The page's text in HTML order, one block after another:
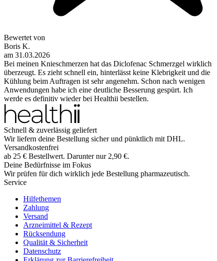
Bewertet von
Boris K.
am 31.03.2026
Bei meinen Knieschmerzen hat das Diclofenac Schmerzgel wirklich
überzeugt. Es zieht schnell ein, hinterlässt keine Klebrigkeit und die
Kühlung beim Auftragen ist sehr angenehm. Schon nach wenigen
Anwendungen habe ich eine deutliche Besserung gespürt. Ich
werde es definitiv wieder bei Healthii bestellen.
Schnell & zuverlässig geliefert
Wir liefern deine Bestellung sicher und pünktlich mit DHL.
Versandkostenfrei
ab 25 € Bestellwert. Darunter nur 2,90 €.
Deine Bedürfnisse im Fokus
Wir prüfen für dich wirklich jede Bestellung pharmazeutisch.
Service
Hilfethemen
Zahlung
Versand
Arzneimittel & Rezept
Rücksendung
Qualität & Sicherheit
Datenschutz